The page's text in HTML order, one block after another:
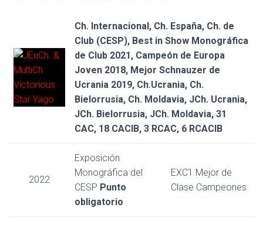
Ch. Internacional, Ch. España, Ch. de
Club (CESP), Best in Show Monográfica
de Club 2021, Campeón de Europa
Joven 2018, Mejor Schnauzer de
Ucrania 2019, Ch.Ucrania, Ch.
Bielorrusia, Ch. Moldavia, JCh. Ucrania,
JCh. Bielorrusia, JCh. Moldavia, 31
CAC, 18 CACIB, 3 RCAC, 6 RCACIB
2022
Exposición
Monográfica del
CESP Punto
obligatorio
EXC1 Mejor de
Clase Campeones